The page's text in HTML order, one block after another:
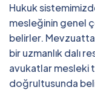
Hukuk
mesleğinin genel
belirler.
bir uzmanlık dalı
avukatlar mesleki
doğrultusunda